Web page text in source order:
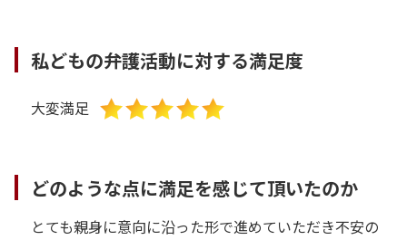
私どもの弁護活動に対する満足度
大変満足
どのような点に満足を感じて頂いたのか
とても親身に意向に沿った形で進めていただき不安の